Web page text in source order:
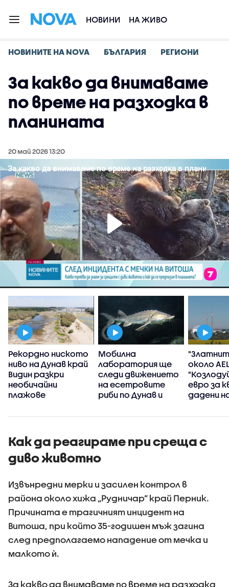
НОВИНИ НА ЖИВО
НОВИНИТЕ НА NOVA БЪЛГАРИЯ РЕГИОНИ
За какво да внимаваме
по време на разходка в
планината
20 май 2026 13:20
Рекордно ниското
ниво на Дунав край
Видин разкри
необичайни
плажове
Мобилна
лаборатория ще
следи движението
на есетровите
риби по Дунав и
около
евро за
дадени
Как да реагираме при среща с
диво животно
Извънредни мерки и засилен контрол в
района около хижа „Рудничар” край Перник.
Причината е трагичният инцидент на
Витоша, при който 35-годишен мъж загина
след предполагаемо нападение от мечка и
малкото ѝ.
За какво да внимаваме по време на разходка